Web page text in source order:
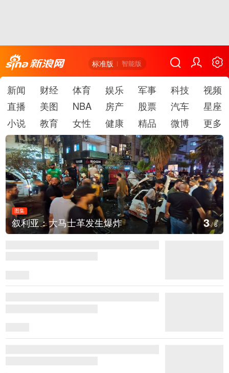
标准版 智能版
新闻 财经 体育 娱乐 军事 科技
视频
直播
美图 NBA 房产 股票 汽车
星座
小说
教育 女性 健康 精品 微博 更多
图集
叙利亚：大马士革发生爆炸 3/6